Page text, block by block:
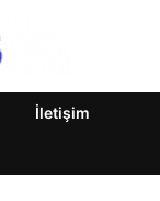
İletişim